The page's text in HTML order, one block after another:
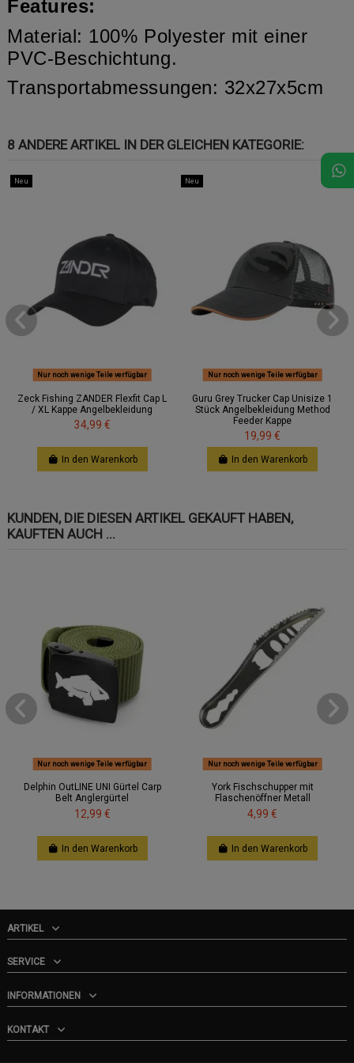
Features:
Material: 100% Polyester mit einer
PVC-Beschichtung.
Transportabmessungen: 32x27x5cm
8 ANDERE ARTIKEL IN DER GLEICHEN KATEGORIE:
Neu
Nur noch wenige Teile verfügbar
Zeck Fishing ZANDER Flexfit Cap L
/ XL Kappe Angelbekleidung
34,99 €
In den Warenkorb
Neu
Nur noch wenige Teile verfügbar
Guru Grey Trucker Cap Unisize 1
Stück Angelbekleidung Method
Feeder Kappe
19,99 €
In den Warenkorb
KUNDEN, DIE DIESEN ARTIKEL GEKAUFT HABEN,
KAUFTEN AUCH ...
Nur noch wenige Teile verfügbar
Delphin OutLINE UNI Gürtel Carp
Belt Anglergürtel
12,99 €
In den Warenkorb
Nur noch wenige Teile verfügbar
York Fischschupper mit
Flaschenöffner Metall
4,99 €
In den Warenkorb
ARTIKEL
SERVICE
INFORMATIONEN
KONTAKT